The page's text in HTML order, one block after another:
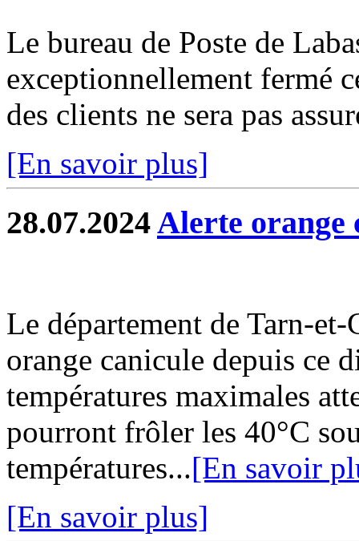
Le bureau de Poste de
exceptionnellement fermé
des clients ne sera pas
[En savoir plus]
28.07.2024Alerte orange
Le département de Tarn-
orange canicule depuis ce
températures maximales
pourront frôler les 40°C
températures...[En savoir
[En savoir plus]